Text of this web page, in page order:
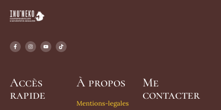
Accès
rapide
À propos
Mentions-legales
Me
contacter